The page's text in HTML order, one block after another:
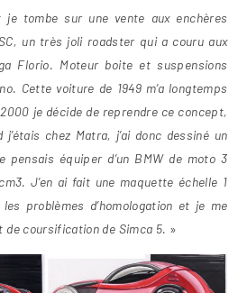
je tombe sur une vente aux enchères
un très joli roadster qui a couru aux
Florio. Moteur boite et suspensions
Cette voiture de 1949 m’a longtemps
je décide de reprendre ce concept,
j’étais chez Matra, j’ai donc dessiné un
pensais équiper d’un BMW de moto 3
J’en ai fait une maquette échelle 1
problèmes d’homologation et je me
coursification de Simca 5. »